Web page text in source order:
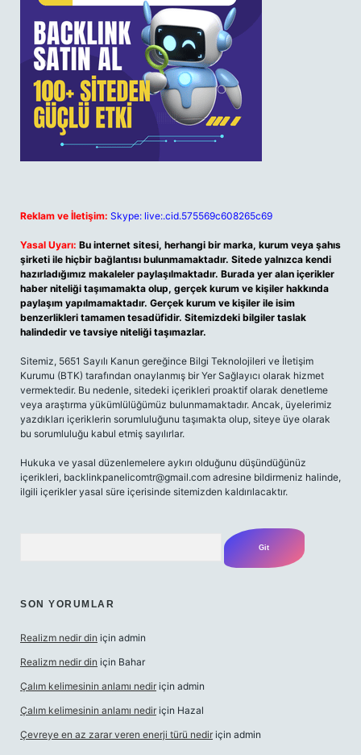
Reklam ve İletişim: Skype: live:.cid.575569c608265c69
Yasal Uyarı: Bu internet sitesi, herhangi bir marka, kurum veya şahıs
şirketi ile hiçbir bağlantısı bulunmamaktadır. Sitede yalnızca kendi
hazırladığımız makaleler paylaşılmaktadır. Burada yer alan içerikler
haber niteliği taşımamakta olup, gerçek kurum ve kişiler hakkında
paylaşım yapılmamaktadır. Gerçek kurum ve kişiler ile isim
benzerlikleri tamamen tesadüfidir. Sitemizdeki bilgiler taslak
halindedir ve tavsiye niteliği taşımazlar.
Sitemiz, 5651 Sayılı Kanun gereğince Bilgi Teknolojileri ve İletişim
Kurumu (BTK) tarafından onaylanmış bir Yer Sağlayıcı olarak hizmet
vermektedir. Bu nedenle, sitedeki içerikleri proaktif olarak denetleme
veya araştırma yükümlülüğümüz bulunmamaktadır. Ancak, üyelerimiz
yazdıkları içeriklerin sorumluluğunu taşımakta olup, siteye üye olarak
bu sorumluluğu kabul etmiş sayılırlar.
Hukuka ve yasal düzenlemelere aykırı olduğunu düşündüğünüz
içerikleri, backlinkpanelicomtr@gmail.com adresine bildirmeniz halinde,
ilgili içerikler yasal süre içerisinde sitemizden kaldırılacaktır.
SON YORUMLAR
Realizm nedir din için admin
Realizm nedir din için Bahar
Çalım kelimesinin anlamı nedir için admin
Çalım kelimesinin anlamı nedir için Hazal
Çevreye en az zarar veren enerji türü nedir için admin